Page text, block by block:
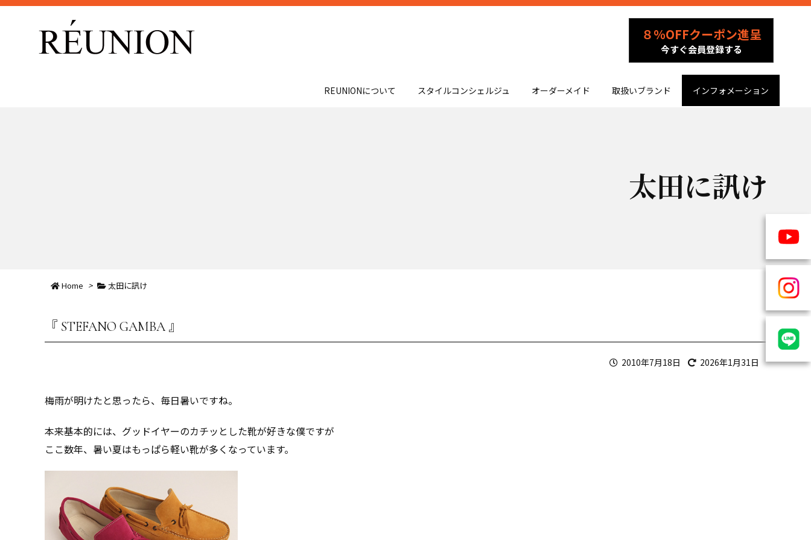
８％OFFクーポン進呈
今すぐ会員登録する
REUNIONについて スタイルコンシェルジュ オーダーメイド 取扱いブランド インフォメーション
太田に訊け
Home > 太田に訊け
『 STEFANO GAMBA 』
2010年7月18日 2026年1月31日
梅雨が明けたと思ったら、毎日暑いですね。
本来基本的には、グッドイヤーのカチッとした靴が好きな僕ですが
ここ数年、暑い夏はもっぱら軽い靴が多くなっています。